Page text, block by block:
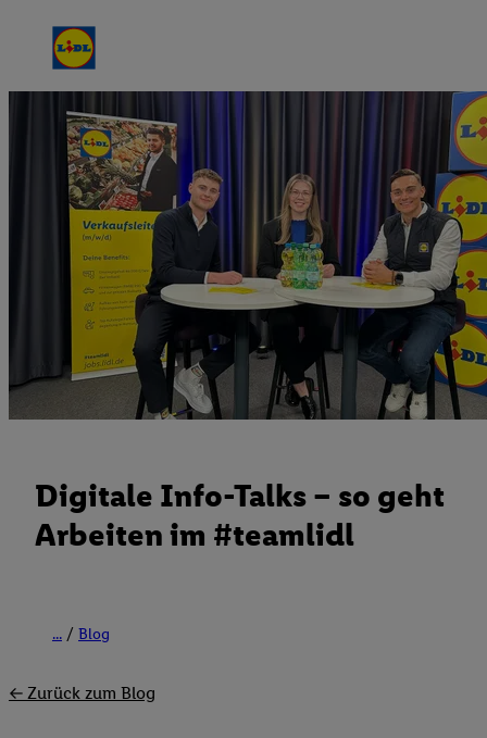
Digitale Info-Talks – so geht
Arbeiten im #teamlidl
... Blog
← Zurück zum Blog